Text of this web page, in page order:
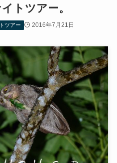
トツアー。
ツアー 2016年7月21日